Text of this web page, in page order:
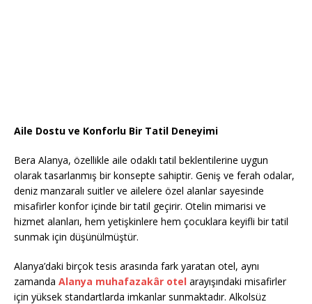
Aile Dostu ve Konforlu Bir Tatil Deneyimi
Bera Alanya, özellikle aile odaklı tatil beklentilerine uygun
olarak tasarlanmış bir konsepte sahiptir. Geniş ve ferah odalar,
deniz manzaralı suitler ve ailelere özel alanlar sayesinde
misafirler konfor içinde bir tatil geçirir. Otelin mimarisi ve
hizmet alanları, hem yetişkinlere hem çocuklara keyifli bir tatil
sunmak için düşünülmüştür.
Alanya’daki birçok tesis arasında fark yaratan otel, aynı
zamanda Alanya muhafazakâr otel arayışındaki misafirler
için yüksek standartlarda imkanlar sunmaktadır. Alkolsüz